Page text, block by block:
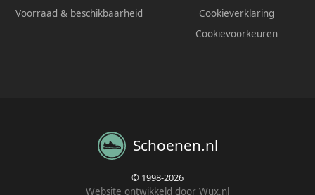
Voorraad & beschikbaarheid
Cookieverklaring
Cookievoorkeuren
Schoenen.nl
© 1998-2026
Website ontwikkeld door Wux.nl